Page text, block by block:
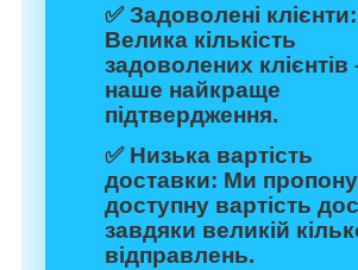
✅Задоволені клієнти:
Велика кількість
задоволених клієнтів
наше найкраще
підтвердження.
✅ Низька вартість
доставки: Ми
доступну вартість
завдяки великій
відправлень.